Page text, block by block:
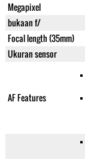
Megapixel
bukaan f/
Focal length (35mm)
Ukuran sensor
AF Features